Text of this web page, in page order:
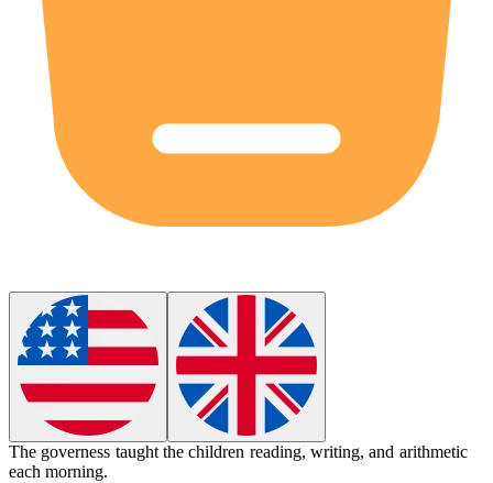
The governess taught the children reading, writing, and arithmetic
each morning.